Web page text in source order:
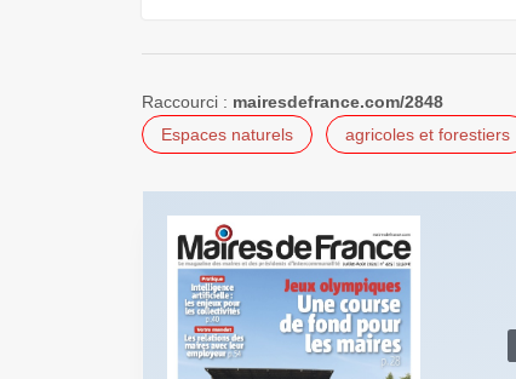
Raccourci : mairesdefrance.com/2848
Espaces naturels
agricoles et forestiers